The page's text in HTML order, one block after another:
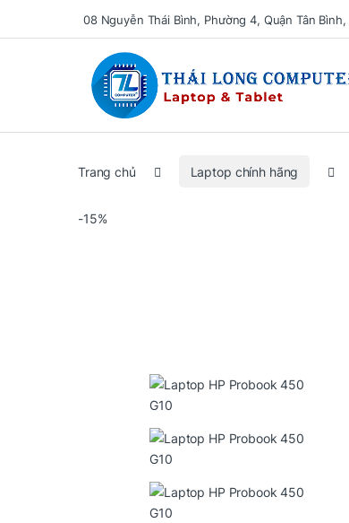
08 Nguyễn Thái Bình, Phường 4, Quận Tân Bình,
Trang chủ Laptop chính hãng
-15%